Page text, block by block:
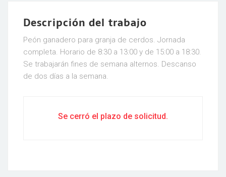
Descripción del trabajo
Peón ganadero para granja de cerdos. Jornada
completa. Horario de 8:30 a 13:00 y de 15:00 a 18:30.
Se trabajarán fines de semana alternos. Descanso
de dos días a la semana.
Se cerró el plazo de solicitud.